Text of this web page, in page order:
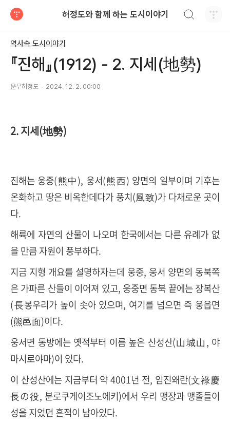
허정도와 함께 하는 도시이야기
역사속 도시이야기
『진해』(1912) - 2. 지세(地勢)
운무허정도 2024. 12. 2. 00:00
2. 지세(地勢)
진해는 웅중(熊中), 웅서(熊西) 양면의 일부이며 기후는
온화하고 땅은 비옥한데다가 풍치(風致)가 다채로운 곳이
다.
해륙에 자연의 산물이 나오며 한국에서는 다른 유례가 없
을 만큼 자원이 풍부하다.
지금 지형 개요를 설명하자는데 웅중, 웅서 양면의 동북쪽
은 가파른 산들이 이어져 있고, 웅중면 동북 끝에는 장복산
(長봉우리가 높이 솟아 있으며, 여기를 넘으면 즉 웅읍면
(熊邑面)이다.
웅서면 동방에는 옛적부터 이름 높은 산성산(山城山, 야
마시로야마)이 있다.
이 산성산에는 지금부터 약 4001년 전, 임진왜란(文祿慶
長の役, 분로쿠게이조노에키)에서 우리 맹장과 맹졸들이
성을 지었던 흔적이 남아있다.